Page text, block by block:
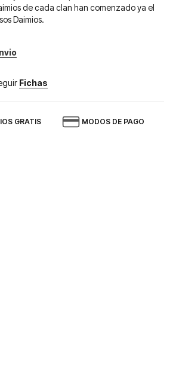
de cada clan han comenzado ya el
Daimios.
Fichas
GRATIS MODOS DE PAGO